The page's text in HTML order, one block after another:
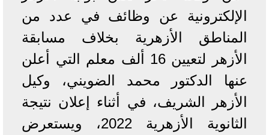
الإلكترونية عن وظائف في عدد من
المناطق الأزهرية بخلاف مسابقة
الأزهر لتعيين 16 ألف معلم التي أعلن
عنها الدكتور محمد الضويني، وكيل
الأزهر الشريف، في أثناء إعلان نتيجة
الثانوية الأزهرية 2022، ويستعرض